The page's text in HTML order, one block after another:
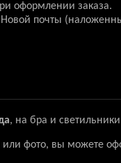
оформлении заказа.
Новой почты
, на бра и
или фото, вы можете